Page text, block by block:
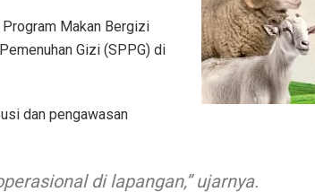
Makan Bergizi
Gizi (SPPG) di
dan pengawasan
di lapangan,” ujarnya.